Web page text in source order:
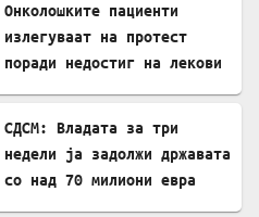
Онколошките пациенти
излегуваат на протест
поради недостиг на лекови
СДСМ: Владата за три
недели ја задолжи државата
со над 70 милиони евра